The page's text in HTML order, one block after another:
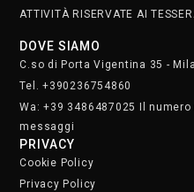
ATTIVITÀ RISERVATE AI
DOVE SIAMO
C.so di Porta Vigentina 35 -
Tel. +390236754860
Wa: +39 3486487025 Il
messaggi
PRIVACY
Cookie Policy
Privacy Policy